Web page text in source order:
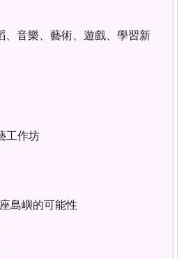
、音樂、藝術、遊戲、學習新
工作坊
島嶼的可能性